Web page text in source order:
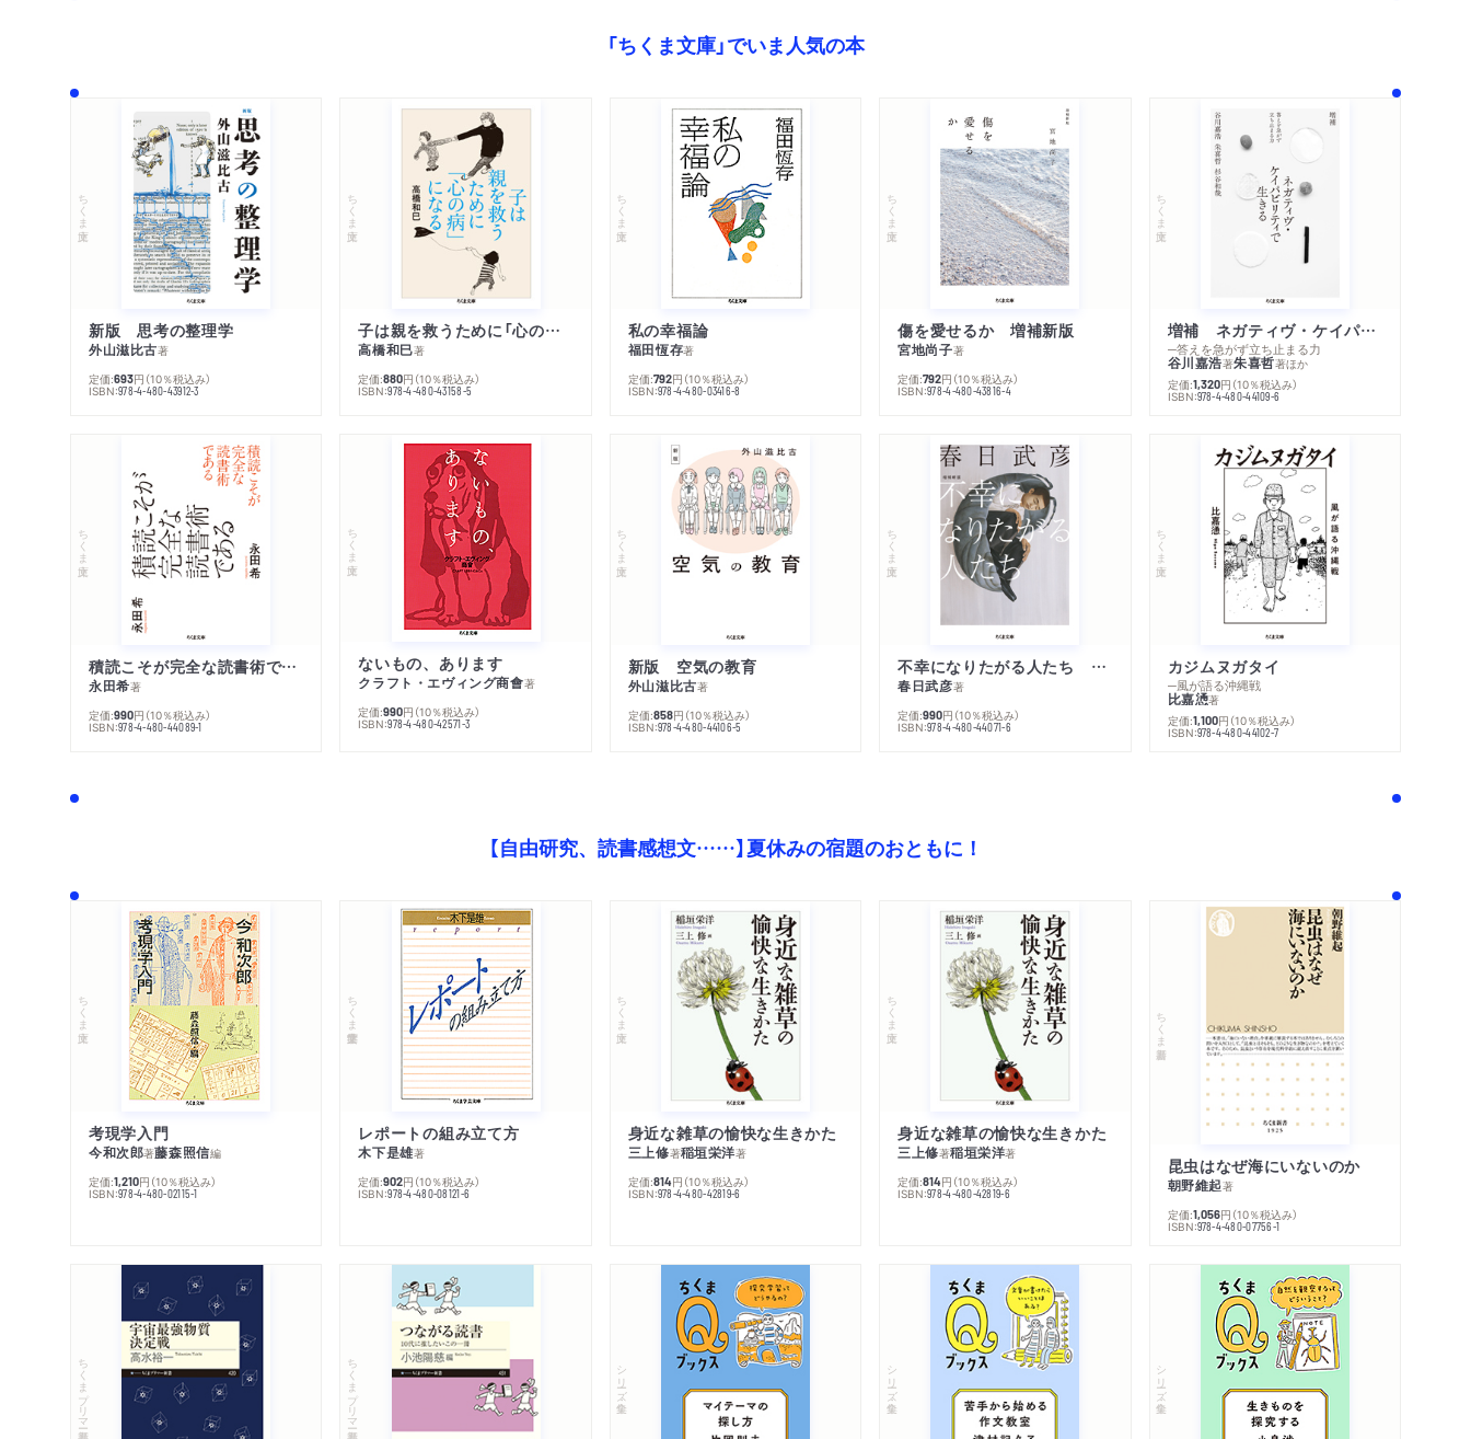
「ちくま文庫」でいま人気の本
ちくま文庫
新版 思考の整理学
外山滋比古著
定価:693円 （10％税込み）
ISBN:978-4-480-43912-3
ちくま文庫
子は親を救うために「心の病」になる
高橋和巳著
定価:880円 （10％税込み）
ISBN:978-4-480-43158-5
ちくま文庫
私の幸福論
福田恆存著
定価:792円 （10％税込み）
ISBN:978-4-480-03416-8
ちくま文庫
傷を愛せるか 増補新版
宮地尚子著
定価:792円 （10％税込み）
ISBN:978-4-480-43816-4
ちくま文庫
増補 ネガティヴ・ケイパビリティで生きる
─答えを急がず立ち止まる力
谷川嘉浩著朱喜哲著ほか
定価:1,320円 （10％税込み）
ISBN:978-4-480-44109-6
ちくま文庫
積読こそが完全な読書術である
永田希著
定価:990円 （10％税込み）
ISBN:978-4-480-44089-1
ちくま文庫
ないもの、あります
クラフト・エヴィング商會著
定価:990円 （10％税込み）
ISBN:978-4-480-42571-3
ちくま文庫
新版 空気の教育
外山滋比古著
定価:858円 （10％税込み）
ISBN:978-4-480-44106-5
ちくま文庫
不幸になりたがる人たち 増補新版
春日武彦著
定価:990円 （10％税込み）
ISBN:978-4-480-44071-6
ちくま文庫
カジムヌガタイ
─風が語る沖縄戦
比嘉慂著
定価:1,100円 （10％税込み）
ISBN:978-4-480-44102-7
【自由研究、読書感想文……】夏休みの宿題のおともに！
ちくま文庫
考現学入門
今和次郎著藤森照信編
定価:1,210円 （10％税込み）
ISBN:978-4-480-02115-1
ちくま学芸文庫
レポートの組み立て方
木下是雄著
定価:902円 （10％税込み）
ISBN:978-4-480-08121-6
ちくま文庫
身近な雑草の愉快な生きかた
三上修著稲垣栄洋著
定価:814円 （10％税込み）
ISBN:978-4-480-42819-6
ちくま文庫
身近な雑草の愉快な生きかた
三上修著稲垣栄洋著
定価:814円 （10％税込み）
ISBN:978-4-480-42819-6
ちくま新書
昆虫はなぜ海にいないのか
朝野維起著
定価:1,056円 （10％税込み）
ISBN:978-4-480-07756-1
ちくまプリマー新書 ちくまプリマー新書 シリーズ・全集 シリーズ・全集 シリーズ・全集